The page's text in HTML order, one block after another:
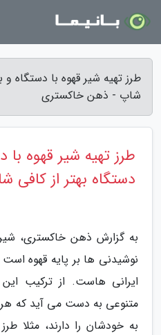
طرز تهیه شیر قهوه با دستگاه و
شاپ - ذهن خاکستری
طرز تهیه شیر قهوه با
دستگاه بهتر از کافی
به گزارش ذهن خاکستری،
نوشیدنی ها بر پایه قهوه است
ایرانی هاست. از ترکیب
متنوعی به دست می آید که
به خودشان را دارند، مثلا